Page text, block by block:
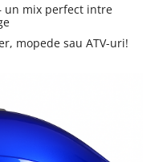
un mix perfect intre
mopede sau ATV-uri!